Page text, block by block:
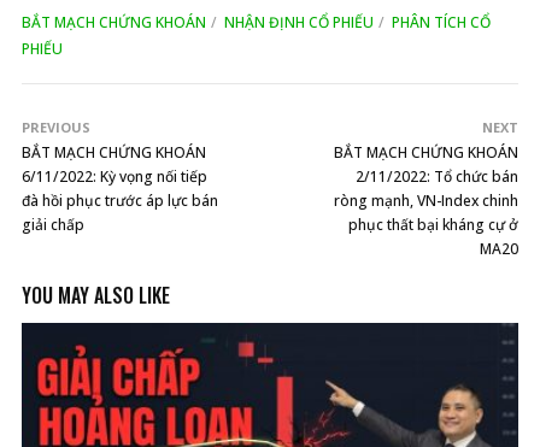
BẮT MẠCH CHỨNG KHOÁN NHẬN ĐỊNH CỔ PHIẾU
PHÂN TÍCH CỔ
PHIẾU
PREVIOUS
BẮT MẠCH CHỨNG KHOÁN
6/11/2022: Kỳ vọng nối tiếp
đà hồi phục trước áp lực bán
giải chấp
NEXT
BẮT MẠCH CHỨNG KHOÁN
2/11/2022: Tổ chức bán
ròng mạnh, VN-Index chinh
phục thất bại kháng cự ở
MA20
YOU MAY ALSO LIKE